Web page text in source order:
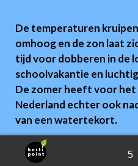
Terug naar overzicht 5
De temperaturen
omhoog en de zon laat
tijd voor dobberen in de
schoolvakantie en
De zomer heeft voor
Nederland echter ook
van een watertekort.
De aanvoer vanuit de
terwijl de watervraag van